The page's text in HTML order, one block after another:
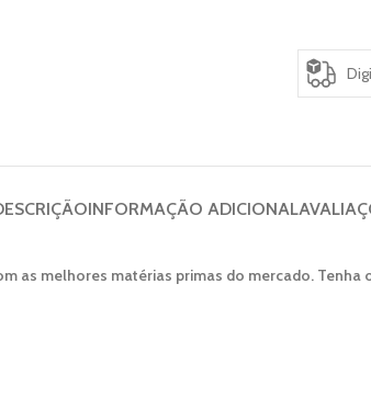
INFORMAÇÃO ADICIONAL
as melhores matérias primas do mercado.